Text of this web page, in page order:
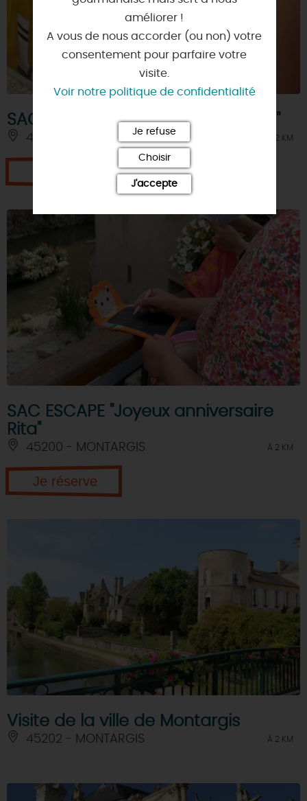
SAC ESCAPE "Le retour de Girodet"
45200 - MONTARGIS À 2 KM
SAC ESCAPE "Joyeux anniversaire
Rita"
45200 - MONTARGIS À 2 KM
Je réserve
Visite de la ville de Montargis
45202 - MONTARGIS À 2 KM
améliorer !
A vous de nous accorder (ou non) votre
consentement pour parfaire votre
visite.
Voir notre politique de confidentialité
Je refuse
Choisir
J'accepte